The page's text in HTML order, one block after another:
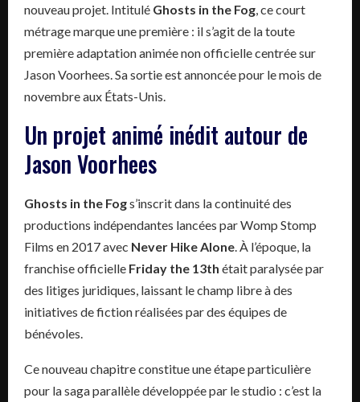
nouveau projet. Intitulé Ghosts in the Fog , ce court
métrage marque une première : il s’agit de la toute
première adaptation animée non officielle centrée sur
Jason Voorhees. Sa sortie est annoncée pour le mois de
novembre aux États-Unis.
Un projet animé inédit autour de
Jason Voorhees
Ghosts in the Fogs’inscrit dans la continuité des
productions indépendantes lancées par Womp Stomp
Films en 2017 avec Never Hike Alone . À l’époque, la
franchise officielle Friday the 13th était paralysée par
des litiges juridiques, laissant le champ libre à des
initiatives de fiction réalisées par des équipes de
bénévoles.
Ce nouveau chapitre constitue une étape particulière
pour la saga parallèle développée par le studio : c’est la